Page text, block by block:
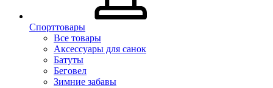
Спорттовары
Все товары
Аксессуары для санок
Батуты
Беговел
Зимние забавы